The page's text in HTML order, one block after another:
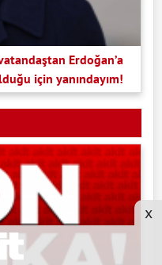
Erdoğan’a
için yanındayım!
x